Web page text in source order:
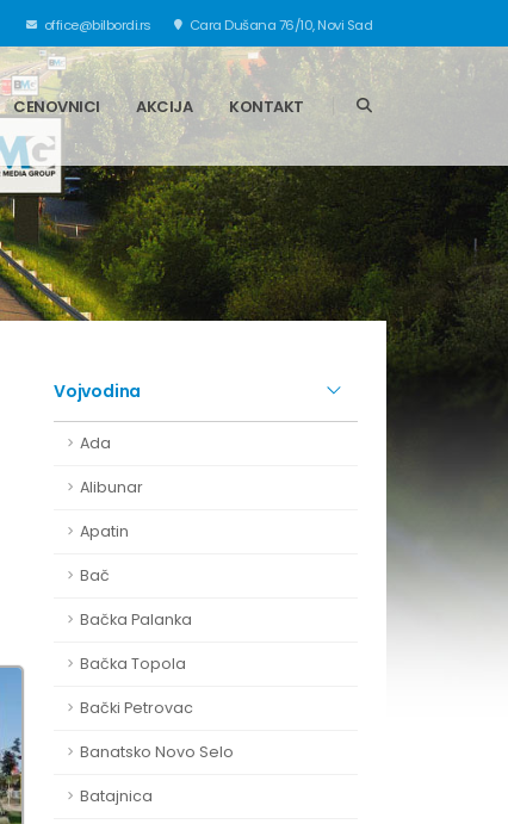
office@bilbordi.rs Cara Dušana 76/10, Novi Sad
CENOVNICI AKCIJA KONTAKT
Vojvodina
Ada
Alibunar
Apatin
Bač
Bačka Palanka
Bačka Topola
Bački Petrovac
Banatsko Novo Selo
Batajnica